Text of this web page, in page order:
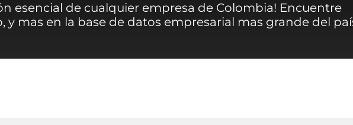
esencial de cualquier empresa de Colombia! Encuentre
y mas en la base de datos empresarial mas grande del